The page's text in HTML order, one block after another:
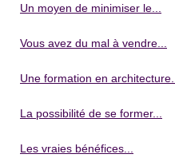
Un moyen de minimiser le...
Vous avez du mal à vendre...
Une formation en architecture...
La possibilité de se former...
Les vraies bénéfices...